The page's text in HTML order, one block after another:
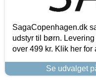
SagaCopenhagen.dk
udstyr til børn.
over 499 kr. Klik her for
Se udvalget